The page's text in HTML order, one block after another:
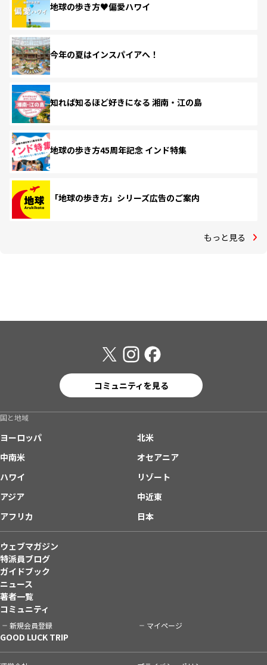
地球の歩き方♥偏愛ハワイ
今年の夏はインスパイアへ！
知れば知るほど好きになる 湘南・江の島
地球の歩き方45周年記念 インド特集
「地球の歩き方」シリーズ広告のご案内
もっと見る
コミュニティを見る
国と地域
ヨーロッパ
北米
中南米
オセアニア
ハワイ
リゾート
アジア
中近東
アフリカ
日本
ウェブマガジン
特派員ブログ
ガイドブック
ニュース
著者一覧
コミュニティ
新規会員登録 マイページ
GOOD LUCK TRIP